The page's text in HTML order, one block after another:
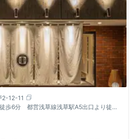
2-12-11
歩6分 都営浅草線浅草駅A5出口より徒歩7